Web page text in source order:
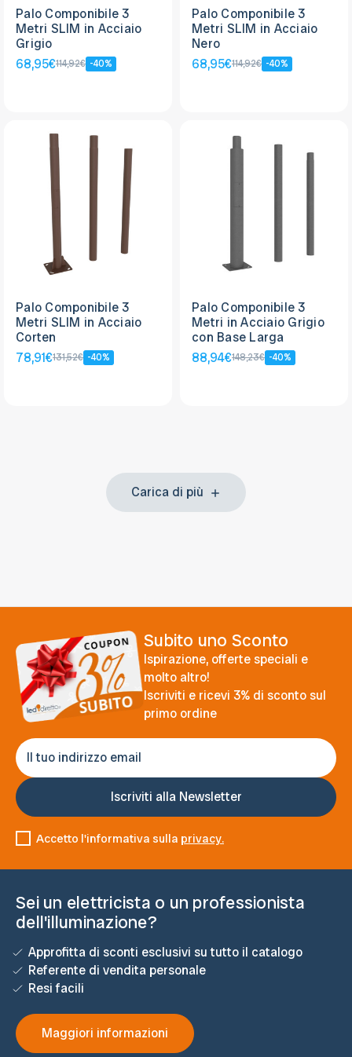
Palo Componibile 3
Metri SLIM in Acciaio
Grigio
68,95€114,92€ -40%
Palo Componibile 3
Metri SLIM in Acciaio
Nero
68,95€114,92€ -40%
Palo Componibile 3
Metri SLIM in Acciaio
Corten
78,91€131,52€ -40%
Palo Componibile 3
Metri in Acciaio Grigio
con Base Larga
88,94€148,23€ -40%
Carica di più
Subito uno Sconto
Ispirazione, offerte speciali e
molto altro!
Iscriviti e ricevi 3% di sconto sul
primo ordine
Accetto l'informativa sulla privacy.
Sei un elettricista o un professionista
dell'illuminazione?
Approfitta di sconti esclusivi su tutto il catalogo
Referente di vendita personale
Resi facili
Maggiori informazioni